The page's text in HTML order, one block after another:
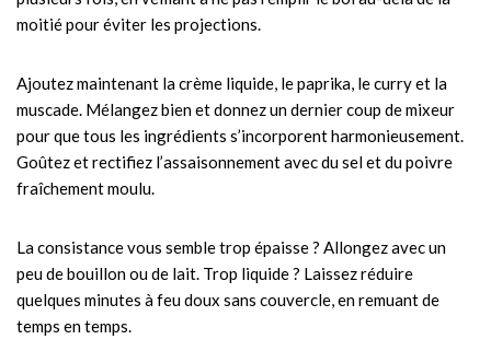
moitié pour éviter les projections.
Ajoutez maintenant la crème liquide, le paprika, le curry et la
muscade. Mélangez bien et donnez un dernier coup de mixeur
pour que tous les ingrédients s’incorporent harmonieusement.
Goûtez et rectifiez l’assaisonnement avec du sel et du poivre
fraîchement moulu.
La consistance vous semble trop épaisse ? Allongez avec un
peu de bouillon ou de lait. Trop liquide ? Laissez réduire
quelques minutes à feu doux sans couvercle, en remuant de
temps en temps.